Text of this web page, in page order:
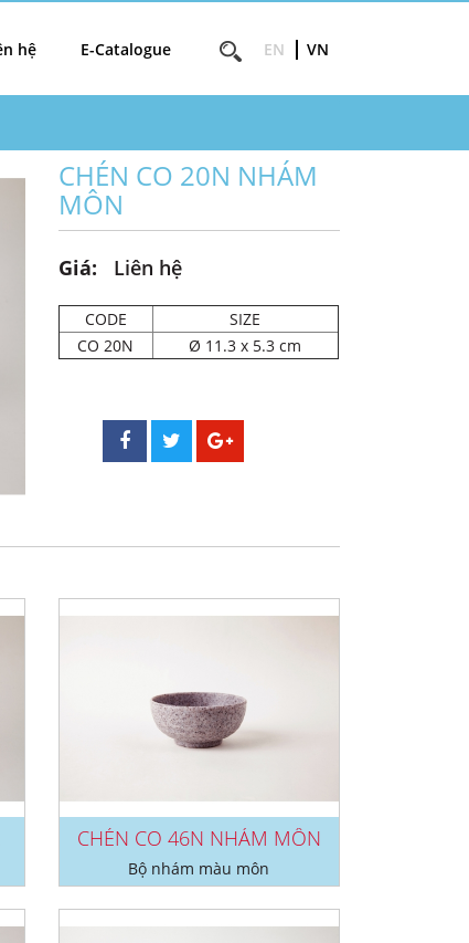
hệ E-Catalogue EN VN
CHÉN CO 20N NHÁM
MÔN
Giá: Liên hệ
CODE
SIZE
CO 20N
Ø 11.3 x 5.3 cm
CHÉN CO 46N NHÁM MÔN
Bộ nhám màu môn